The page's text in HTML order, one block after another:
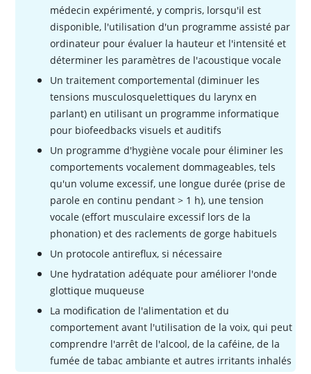
médecin expérimenté, y compris, lorsqu'il est
disponible, l'utilisation d'un programme assisté par
ordinateur pour évaluer la hauteur et l'intensité et
déterminer les paramètres de l'acoustique vocale
Un traitement comportemental (diminuer les
tensions musculosquelettiques du larynx en
parlant) en utilisant un programme informatique
pour biofeedbacks visuels et auditifs
Un programme d'hygiène vocale pour éliminer les
comportements vocalement dommageables, tels
qu'un volume excessif, une longue durée (prise de
parole en continu pendant > 1 h), une tension
vocale (effort musculaire excessif lors de la
phonation) et des raclements de gorge habituels
Un protocole antireflux, si nécessaire
Une hydratation adéquate pour améliorer l'onde
glottique muqueuse
La modification de l'alimentation et du
comportement avant l'utilisation de la voix, qui peut
comprendre l'arrêt de l'alcool, de la caféine, de la
fumée de tabac ambiante et autres irritants inhalés